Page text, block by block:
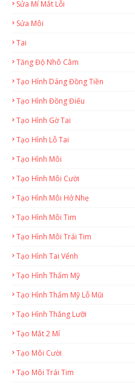
Sửa Mí Mắt Lỗi
Sửa Môi
Tai
Tăng Độ Nhô Cằm
Tạo Hình Dáng Đồng Tiền
Tạo Hình Đồng Điếu
Tạo Hình Gờ Tai
Tạo Hình Lỗ Tai
Tạo Hình Môi
Tạo Hình Môi Cười
Tạo Hình Môi Hở Nhẹ
Tạo Hình Môi Tim
Tạo Hình Môi Trái Tim
Tạo Hình Tai Vểnh
Tạo Hình Thẩm Mỹ
Tạo Hình Thẩm Mỹ Lỗ Mũi
Tạo Hình Thắng Lưỡi
Tạo Mắt 2 Mí
Tạo Môi Cười
Tạo Môi Trái Tim